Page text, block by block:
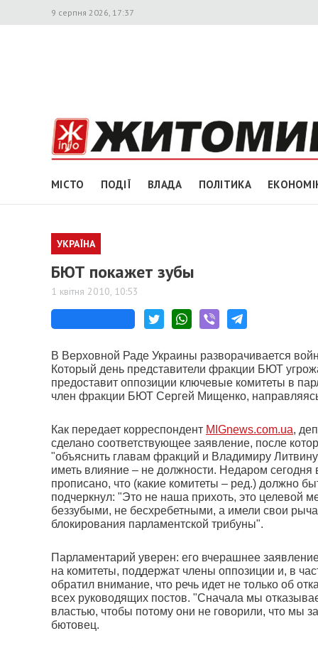
9 серпня 2026, 17:37
МІСТО ПОДІЇ ВЛАДА ПОЛІТИКА
УКРАЇНА
БЮТ покажет зубы
1 квітня 2010, 10:53
В Верховной Раде Украины разворачивается
Который день представители фракции БЮТ
предоставит оппозиции ключевые комитеты в
член фракции БЮТ Сергей Мищенко,
Как передает корреспондент MIGnews.com.ua,
сделано соответствующее заявление, после
"объяснить главам фракций и Владимиру
иметь влияние – не должности. Недаром
прописано, что (какие комитеты – ред.) должно
подчеркнул: "Это не наша прихоть, это целевой
беззубыми, не бесхребетными, а имели свои
блокирования парламентской трибуны".
Парламентарий уверен: его вчерашнее
на комитеты, поддержат члены оппозиции и, в
обратил внимание, что речь идет не только об
всех руководящих постов. "Сначала мы
властью, чтобы потому они не говорили, что мы
бютовец.